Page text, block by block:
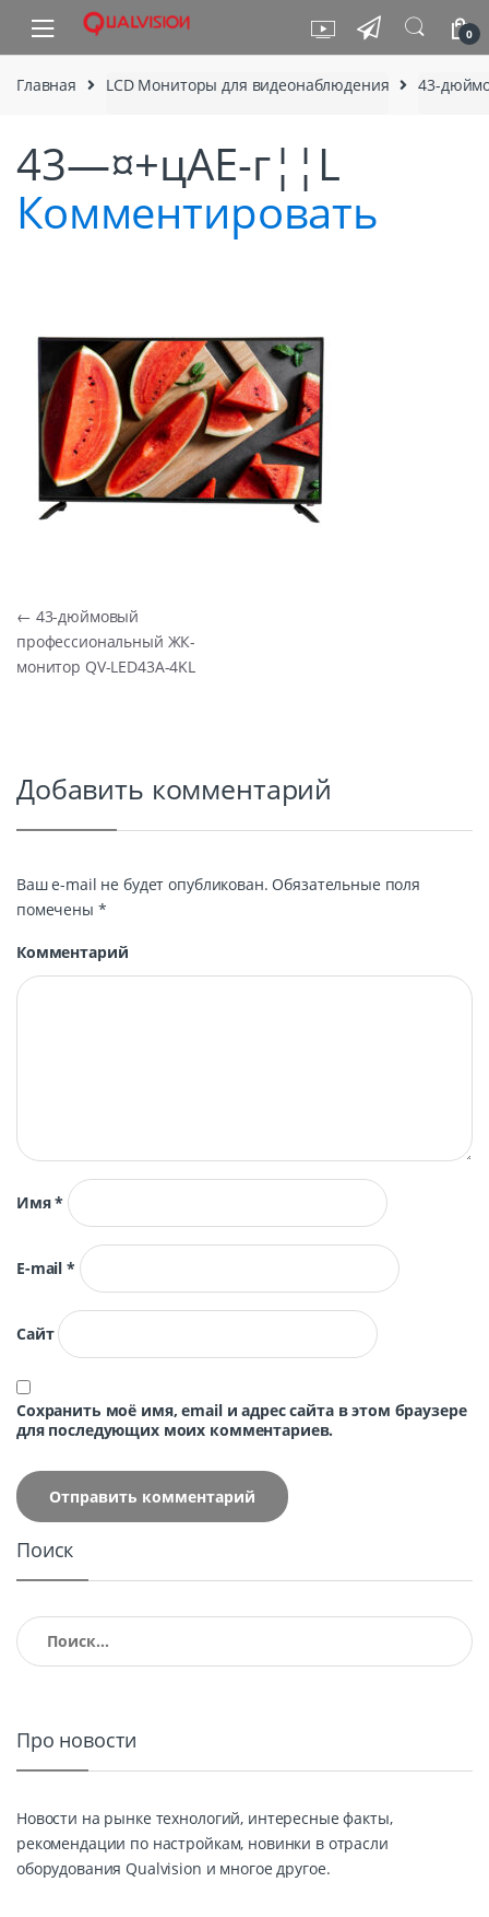
Skip to navigation
Skip to content
0
Главная LCD Мониторы для видеонаблюдения 43-
43—¤+цAE-г¦¦L
Комментировать
Навигация по записям
← 43-дюймовый
профессиональный ЖК-
монитор QV-LED43A-4KL
Добавить комментарий
Ваш e-mail не будет опубликован. Обязательные поля
помечены *
Комментарий
Имя*
E-mail*
Сайт
Сохранить моё имя, email и адрес сайта в этом браузере
для последующих моих комментариев.
Поиск
Найти:
Про новости
Новости на рынке технологий, интересные факты,
рекомендации по настройкам, новинки в отрасли
оборудования Qualvision и многое другое.